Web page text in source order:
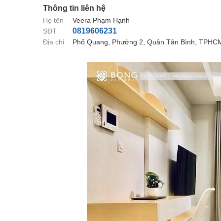
Thông tin liên hệ
Họ tên
Veera Phạm Hạnh
SĐT
0819606231
Địa chỉ Phổ Quang, Phường 2, Quận Tân Bình,